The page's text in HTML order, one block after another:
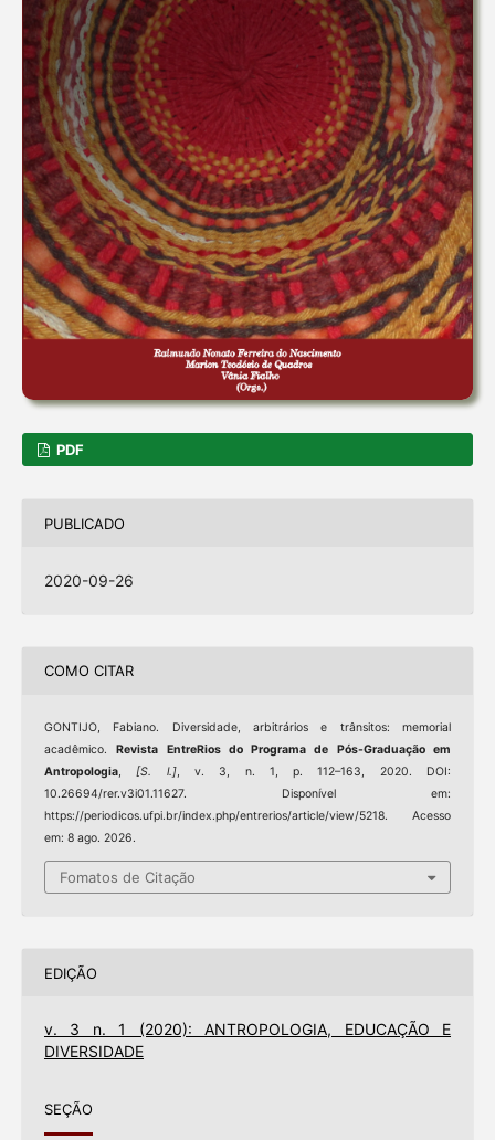
PDF
PUBLICADO
2020-09-26
COMO CITAR
GONTIJO, Fabiano. Diversidade, arbitrários e trânsitos: memorial
acadêmico.Revista EntreRios do Programa de Pós-Graduação em
Antropologia, [S. l.], v. 3, n. 1, p. 112–163, 2020. DOI:
10.26694/rer.v3i01.11627. Disponível em:
https://periodicos.ufpi.br/index.php/entrerios/article/view/5218. Acesso
em: 8 ago. 2026.
Fomatos de Citação
EDIÇÃO
v. 3 n. 1 (2020): ANTROPOLOGIA, EDUCAÇÃO E
DIVERSIDADE
SEÇÃO